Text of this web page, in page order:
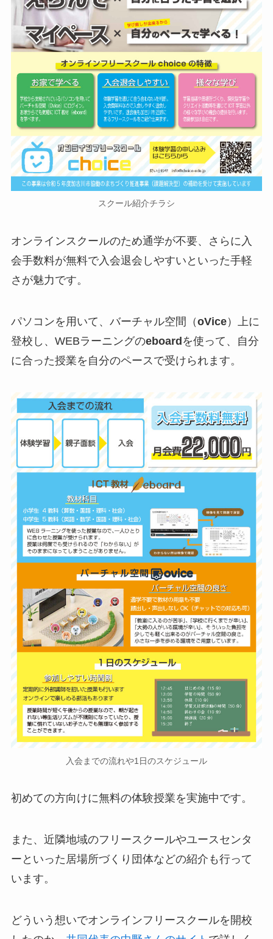
スクール紹介チラシ
オンラインスクールのため通学が不要、さらに入
会手数料が無料で入会退会しやすいといった手軽
さが魅力です。
パソコンを用いて、バーチャル空間（oVice）上に
登校し、WEBラーニングのeboardを使って、自分
に合った授業を自分のペースで受けられます。
入会までの流れや1日のスケジュール
初めての方向けに無料の体験授業を実施中です。
また、近隣地域のフリースクールやユースセンタ
ーといった居場所づくり団体などの紹介も行って
います。
どういう想いでオンラインフリースクールを開校